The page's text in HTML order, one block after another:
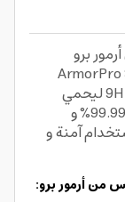
من أرمور برو
ArmorPro
Max مصنوع من زجاج فائق الجودة بصلابة 9H ليحمي
جهازك من الخدوش و الصدمات مع وضوح 99.99% و
آمنة و